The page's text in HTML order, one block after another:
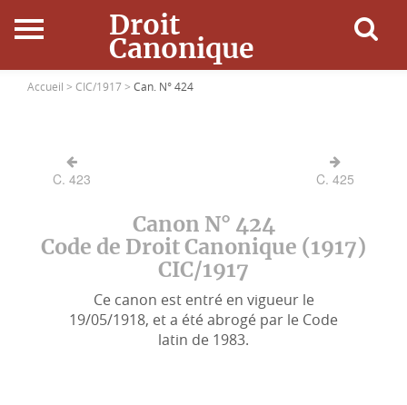
Droit
Canonique
Accueil
Ressources
Accueil > CIC/1917 > Can. N° 424
C. 423 C. 425
Canon N° 424
Code de Droit Canonique (1917)
CIC/1917
Ce canon est entré en vigueur le
19/05/1918, et a été abrogé par le Code
latin de 1983.